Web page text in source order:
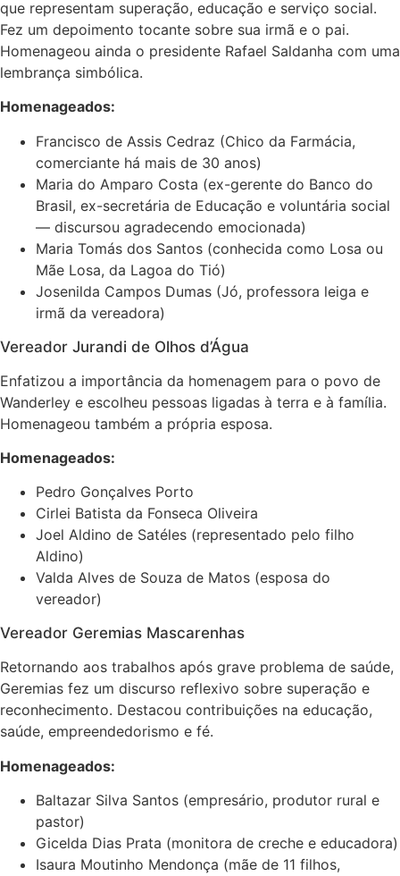
que representam superação, educação e serviço social.
Fez um depoimento tocante sobre sua irmã e o pai.
Homenageou ainda o presidente Rafael Saldanha com uma
lembrança simbólica.
Homenageados:
Francisco de Assis Cedraz (Chico da Farmácia,
comerciante há mais de 30 anos)
Maria do Amparo Costa (ex-gerente do Banco do
Brasil, ex-secretária de Educação e voluntária social
— discursou agradecendo emocionada)
Maria Tomás dos Santos (conhecida como Losa ou
Mãe Losa, da Lagoa do Tió)
Josenilda Campos Dumas (Jó, professora leiga e
irmã da vereadora)
Vereador Jurandi de Olhos d’Água
Enfatizou a importância da homenagem para o povo de
Wanderley e escolheu pessoas ligadas à terra e à família.
Homenageou também a própria esposa.
Homenageados:
Pedro Gonçalves Porto
Cirlei Batista da Fonseca Oliveira
Joel Aldino de Satéles (representado pelo filho
Aldino)
Valda Alves de Souza de Matos (esposa do
vereador)
Vereador Geremias Mascarenhas
Retornando aos trabalhos após grave problema de saúde,
Geremias fez um discurso reflexivo sobre superação e
reconhecimento. Destacou contribuições na educação,
saúde, empreendedorismo e fé.
Homenageados:
Baltazar Silva Santos (empresário, produtor rural e
pastor)
Gicelda Dias Prata (monitora de creche e educadora)
Isaura Moutinho Mendonça (mãe de 11 filhos,